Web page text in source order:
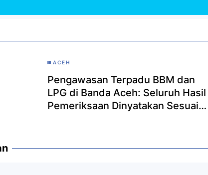
ACEH
Pengawasan Terpadu BBM dan
LPG di Banda Aceh: Seluruh Hasil
Pemeriksaan Dinyatakan Sesuai